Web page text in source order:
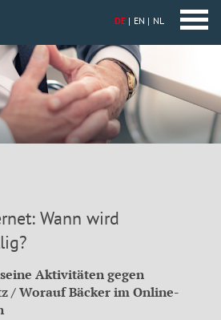
DE EN NL
Wann wird
Aktivitäten gegen
/ Worauf Bäcker im Online-